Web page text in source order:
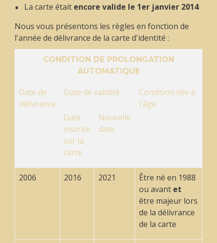
La carte était encore valide le 1er janvier 2014
Nous vous présentons les règles en fonction de
l'année de délivrance de la carte d'identité :
CONDITION DE PROLONGATION
AUTOMATIQUE
Date de
délivrance
Date de validité
Condition liée à
l'âge
Date
inscrite
sur la
carte
Nouvelle
date
2006 2016 2021
Être né en 1988
ou avant et
être majeur lors
de la délivrance
de la carte